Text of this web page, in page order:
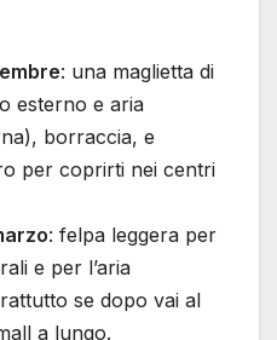
: una maglietta di
esterno e aria
borraccia, e
per coprirti nei centri
: felpa leggera per
e per l’aria
se dopo vai al
a lungo.